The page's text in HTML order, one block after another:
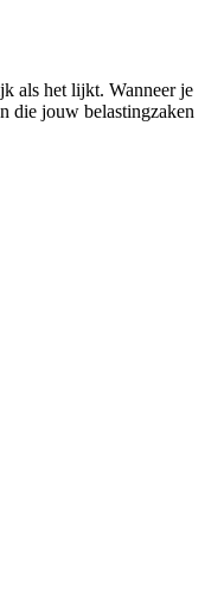
als het lijkt. Wanneer je
die jouw belastingzaken